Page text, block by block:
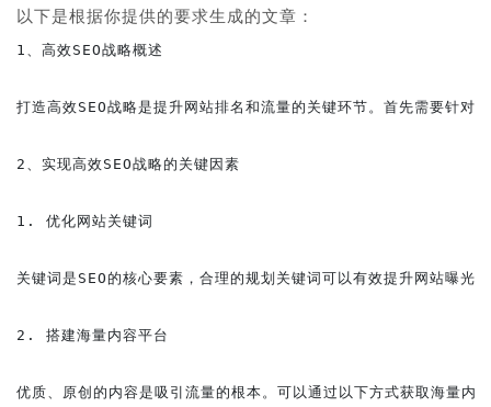
以下是根据你提供的要求生成的文章：
1、高效SEO战略概述
打造高效SEO战略是提升网站排名和流量的关键环节。首先需要针
2、实现高效SEO战略的关键因素
1. 优化网站关键词
关键词是SEO的核心要素，合理的规划关键词可以有效提升网站曝
2. 搭建海量内容平台
优质、原创的内容是吸引流量的根本。可以通过以下方式获取海量内